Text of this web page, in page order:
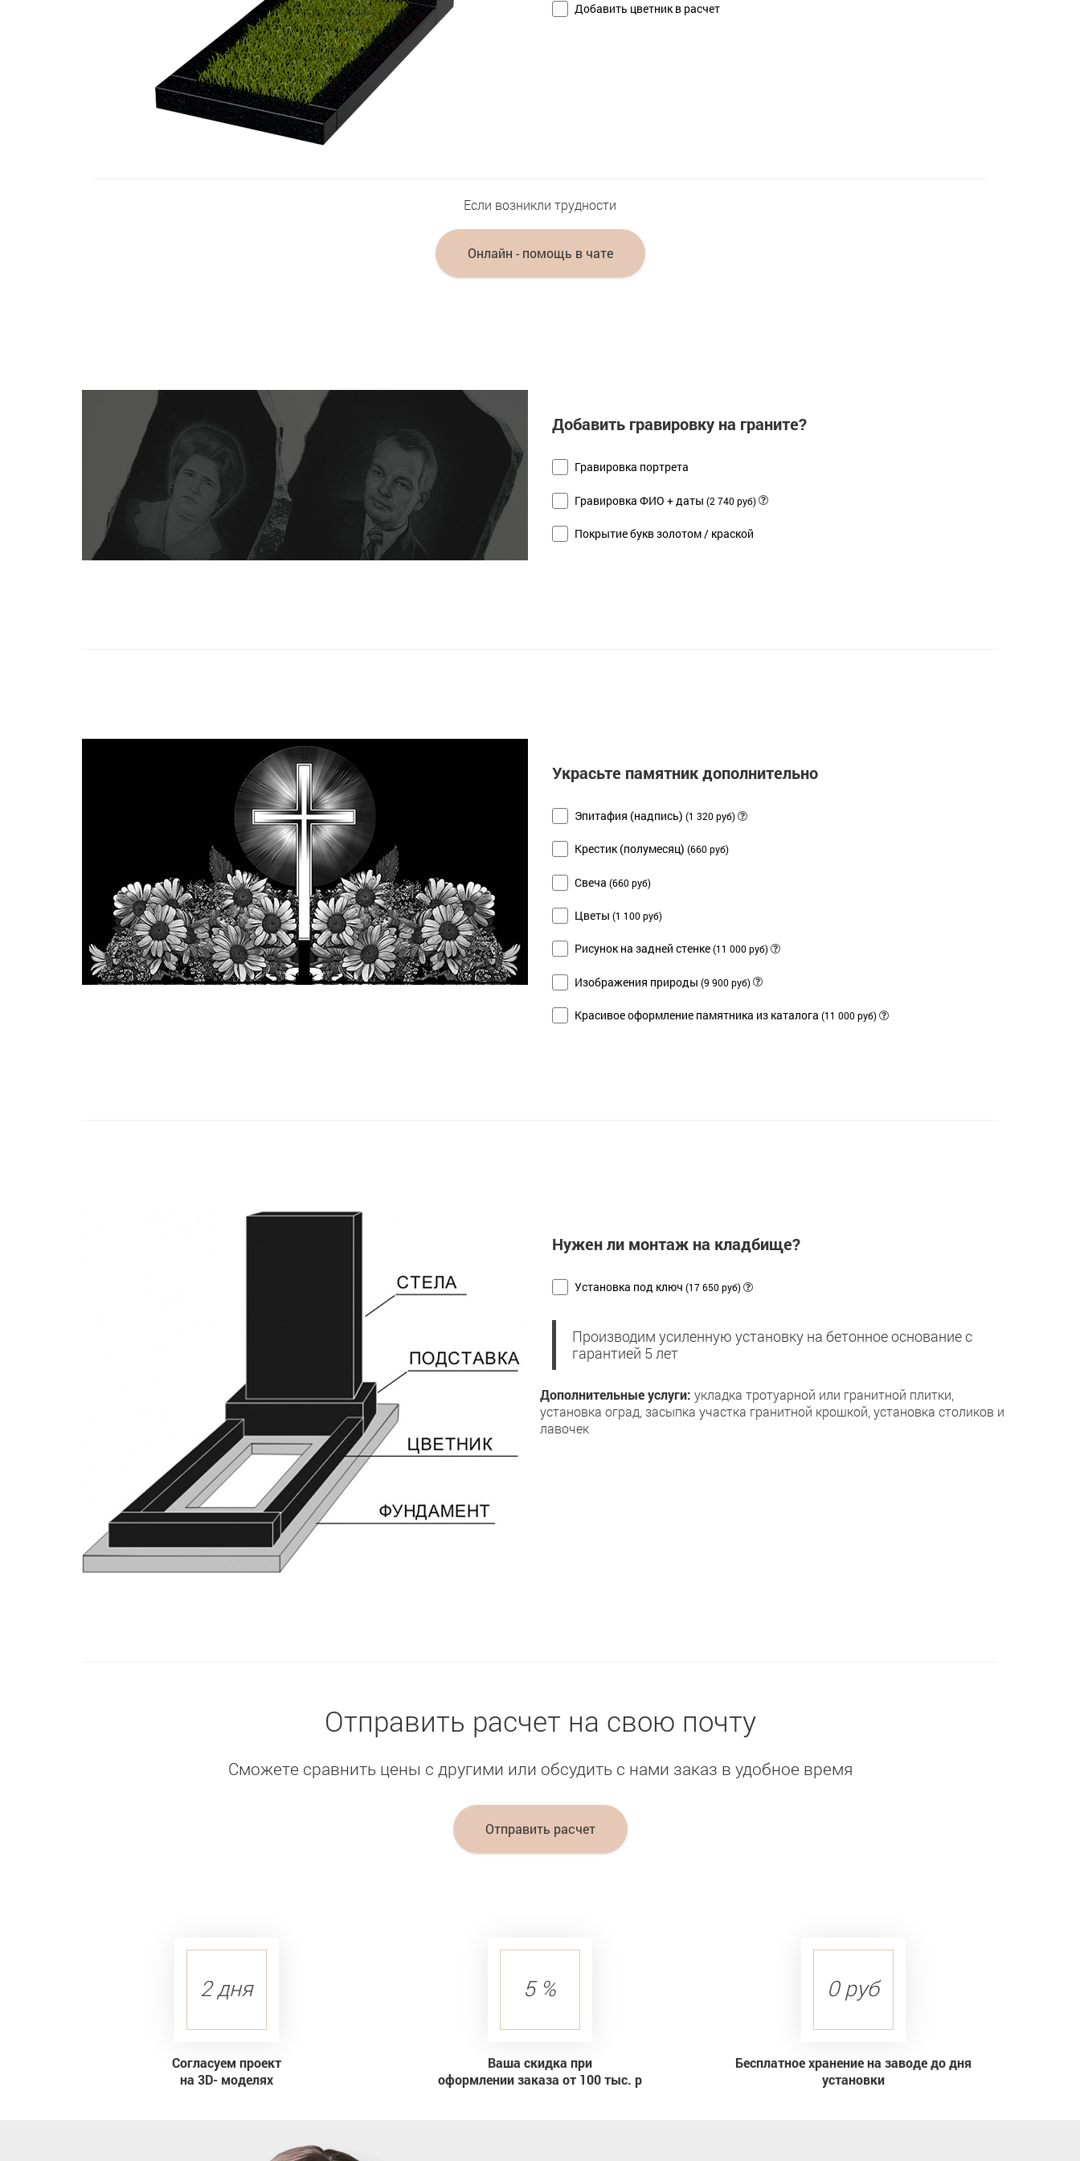
Добавить цветник в расчет
Если возникли трудности
Онлайн - помощь в чате
Добавить гравировку на граните?
Гравировка портрета
Гравировка ФИО + даты (2 740 руб)
Покрытие букв золотом / краской
Украсьте памятник дополнительно
Эпитафия (надпись) (1 320 руб)
Крестик (полумесяц) (660 руб)
Свеча (660 руб)
Цветы (1 100 руб)
Рисунок на задней стенке (11 000 руб)
Изображения природы (9 900 руб)
Красивое оформление памятника из каталога (11 000 руб)
Нужен ли монтаж на кладбище?
Установка под ключ (17 650 руб)
Производим усиленную установку на бетонное основание с
гарантией 5 лет
Дополнительные услуги: укладка тротуарной или гранитной плитки,
установка оград, засыпка участка гранитной крошкой, установка столиков и
лавочек
Отправить расчет на свою почту
Сможете сравнить цены с другими или обсудить с нами заказ в удобное время
Отправить расчет
2 дня
Согласуем проект
на 3D- моделях
5 %
Ваша скидка при
оформлении заказа от 100 тыс. р
0 руб
Бесплатное хранение на заводе до дня
установки